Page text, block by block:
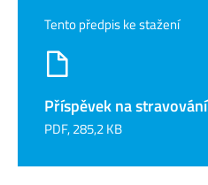
Tento předpis ke stažení
Příspěvek na stravování
PDF, 285,2 KB